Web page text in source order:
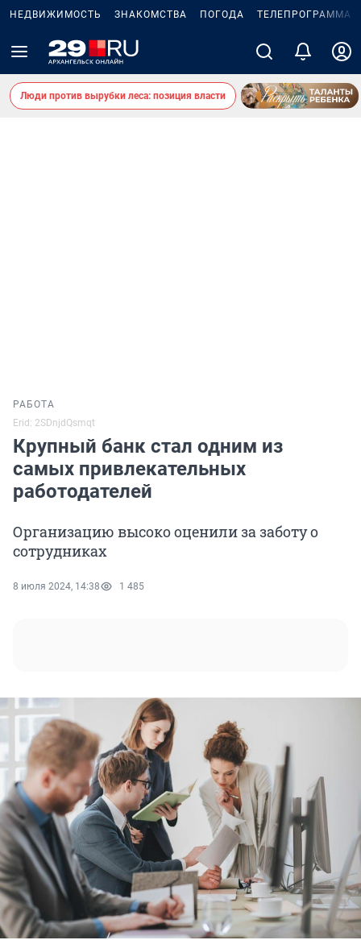
НЕДВИЖИМОСТЬ ЗНАКОМСТВА ПОГОДА ТЕЛЕПРОГРАММА
Люди против вырубки леса: позиция власти
РАБОТА
Erid: 2SDnjdQsmqt
Крупный банк стал одним из
самых привлекательных
работодателей
Организацию высоко оценили за заботу о
сотрудниках
8 июля 2024, 14:38 1 485